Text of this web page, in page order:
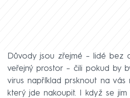
Důvody jsou zřejmé – lidé bez
veřejný prostor – čili pokud by
virus například prsknout na vás
který jde nakoupit. I když se jim